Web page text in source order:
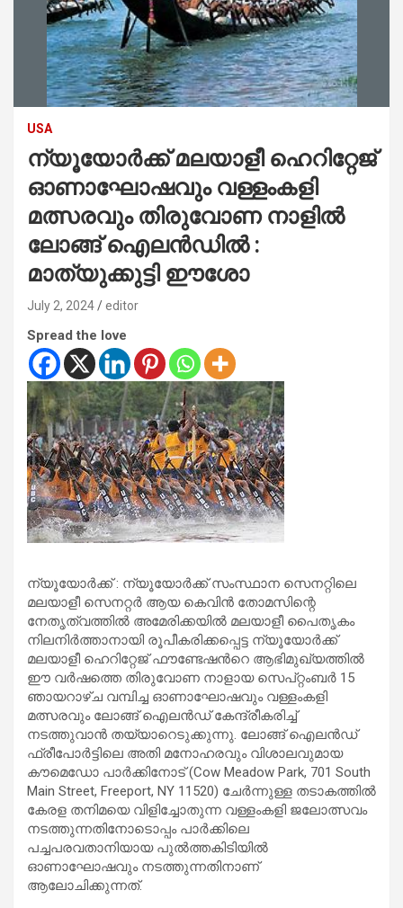
USA
ന്യൂയോർക്ക് മലയാളീ ഹെറിറ്റേജ്
ഓണാഘോഷവും വള്ളംകളി
മത്സരവും തിരുവോണ നാളിൽ
ലോങ്ങ് ഐലൻഡിൽ :
മാത്യുക്കുട്ടി ഈശോ
July 2, 2024 editor
Spread the love
ന്യൂയോർക്ക് : ന്യൂയോർക്ക് സംസ്ഥാന സെനറ്റിലെ
മലയാളീ സെനറ്റർ ആയ കെവിൻ തോമസിന്റെ
നേതൃത്വത്തിൽ അമേരിക്കയിൽ മലയാളീ പൈതൃകം
നിലനിർത്താനായി രൂപീകരിക്കപ്പെട്ട ന്യൂയോർക്ക്
മലയാളീ ഹെറിറ്റേജ് ഫൗണ്ടേഷൻറെ ആഭിമുഖ്യത്തിൽ
ഈ വർഷത്തെ തിരുവോണ നാളായ സെപ്റ്റംബർ 15
ഞായറാഴ്ച വമ്പിച്ച ഓണാഘോഷവും വള്ളംകളി
മത്സരവും ലോങ്ങ് ഐലൻഡ് കേന്ദ്രീകരിച്ച്
നടത്തുവാൻ തയ്യാറെടുക്കുന്നു. ലോങ്ങ് ഐലൻഡ്
ഫ്രീപോർട്ടിലെ അതി മനോഹരവും വിശാലവുമായ
കൗമെഡോ പാർക്കിനോട് (Cow Meadow Park, 701 South
Main Street, Freeport, NY 11520) ചേർന്നുള്ള തടാകത്തിൽ
കേരള തനിമയെ വിളിച്ചോതുന്ന വള്ളംകളി ജലോത്സവം
നടത്തുന്നതിനോടൊപ്പം പാർക്കിലെ
പച്ചപരവതാനിയായ പുൽത്തകിടിയിൽ
ഓണാഘോഷവും നടത്തുന്നതിനാണ്
ആലോചിക്കുന്നത്.